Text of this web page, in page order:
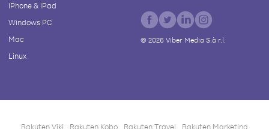
iPhone & iPad
Windows PC
Mac
Linux
© 2026Viber Media S.à r.l.
Rakuten Viki Rakuten Kobo Rakuten Travel Rakuten Marketing